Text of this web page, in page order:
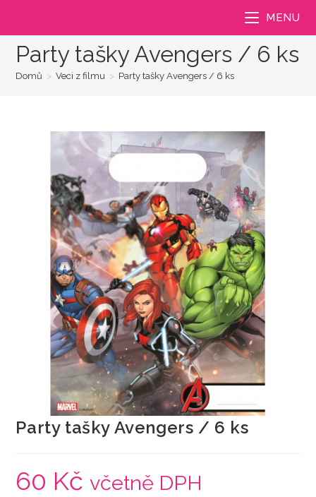
MENU
Party tašky Avengers / 6 ks
Domů > Veci z filmu > Party tašky Avengers / 6 ks
Party tašky Avengers / 6 ks
60 Kč včetně DPH